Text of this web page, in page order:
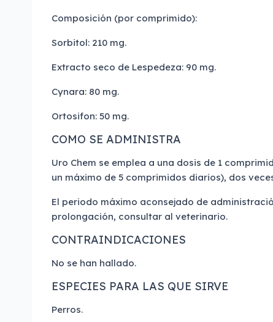
Composición (por comprimido):
Sorbitol: 210 mg.
Extracto seco de Lespedeza: 90 mg.
Cynara: 80 mg.
Ortosifon: 50 mg.
COMO SE ADMINISTRA
Uro Chem se emplea a una dosis de 1
un máximo de 5 comprimidos diarios), dos
El periodo máximo aconsejado de
prolongación, consultar al veterinario.
CONTRAINDICACIONES
No se han hallado.
ESPECIES PARA LAS QUE SIRVE
Perros.